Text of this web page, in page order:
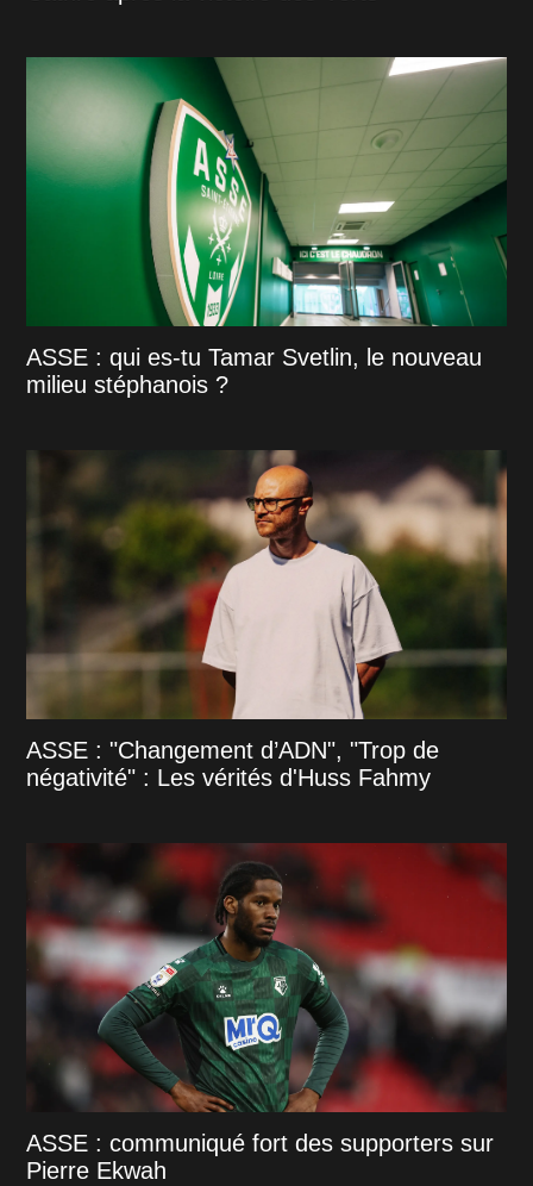
ASSE : qui es-tu Tamar Svetlin, le nouveau
milieu stéphanois ?
ASSE : "Changement d’ADN", "Trop de
négativité" : Les vérités d'Huss Fahmy
ASSE : communiqué fort des supporters sur
Pierre Ekwah